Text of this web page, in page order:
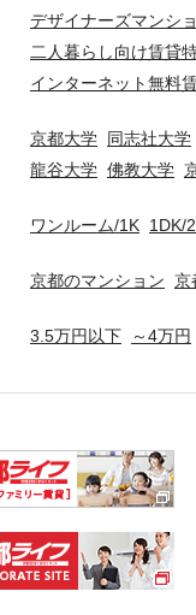
デザイナーズマンシ
二人暮らし向け賃貸
インターネット無料
京都大学 同志社大学
龍谷大学 佛教大学
ワンルーム/1K 1DK/
京都のマンション 京
3.5万円以下 ～4万円